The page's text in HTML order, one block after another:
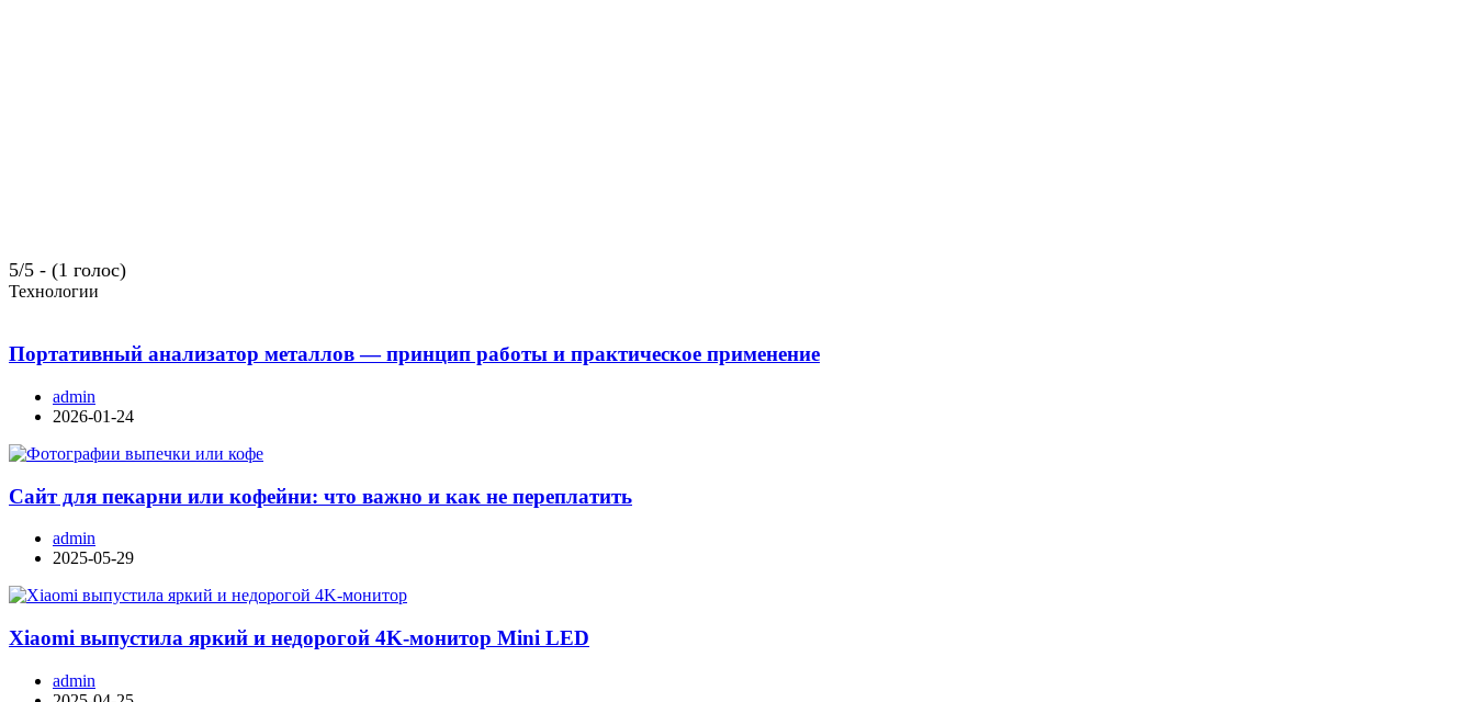
5/5 - (1 голос)
Технологии
Портативный анализатор металлов — принцип работы и практическое применение
admin
2026-01-24
Сайт для пекарни или кофейни: что важно и как не переплатить
admin
2025-05-29
Xiaomi выпустила яркий и недорогой 4K-монитор Mini LED
admin